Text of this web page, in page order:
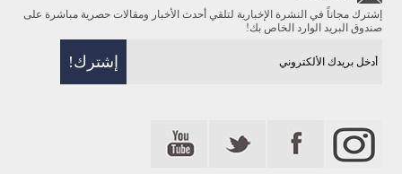
إشترك مجاناً في النشرة الإخبارية لتلقي أحدث الأخبار ومقالات حصرية مباشرة على
صندوق البريد الوارد الخاص بك!